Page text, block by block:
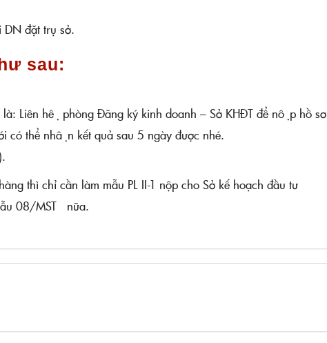
DN đặt trụ sở.
sau:
là: Liên hệ phòng Đăng ký kinh doanh – Sở KHĐT để nộp hồ sơ
thể nhận kết quả sau 5 ngày được nhé.
thì chỉ cần làm mẫu PL II-1 nộp cho Sở kế hoạch đầu tư
08/MST nữa.